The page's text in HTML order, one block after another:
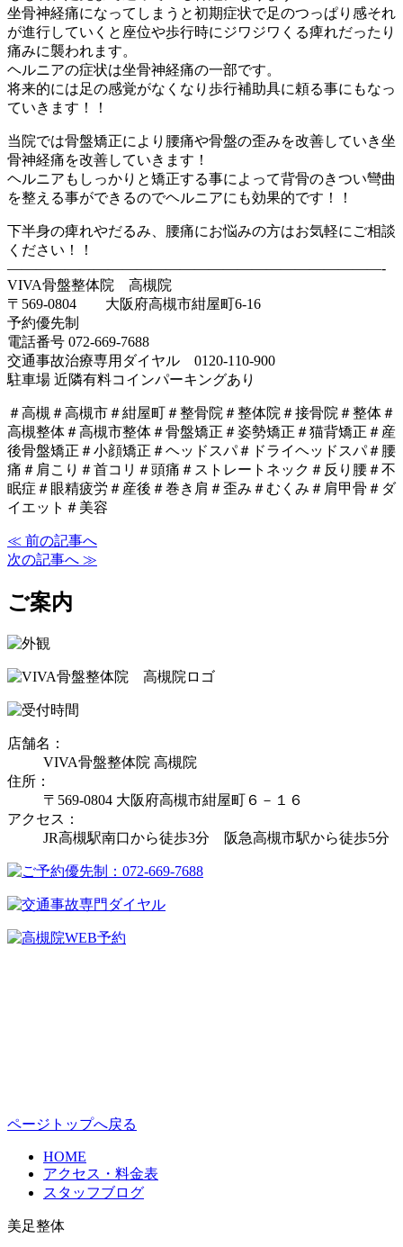
坐骨神経痛になってしまうと初期症状で足のつっぱり感それ
が進行していくと座位や歩行時にジワジワくる痺れだったり
痛みに襲われます。
ヘルニアの症状は坐骨神経痛の一部です。
将来的には足の感覚がなくなり歩行補助具に頼る事にもなっ
ていきます！！
当院では骨盤矯正により腰痛や骨盤の歪みを改善していき坐
骨神経痛を改善していきます！
ヘルニアもしっかりと矯正する事によって背骨のきつい彎曲
を整える事ができるのでヘルニアにも効果的です！！
下半身の痺れやだるみ、腰痛にお悩みの方はお気軽にご相談
ください！！
——————————————————————————-
VIVA骨盤整体院 高槻院
〒569-0804 大阪府高槻市紺屋町6-16
予約優先制
電話番号 072-669-7688
交通事故治療専用ダイヤル 0120-110-900
駐車場 近隣有料コインパーキングあり
＃高槻＃高槻市＃紺屋町＃整骨院＃整体院＃接骨院＃整体＃
高槻整体＃高槻市整体＃骨盤矯正＃姿勢矯正＃猫背矯正＃産
後骨盤矯正＃小顔矯正＃ヘッドスパ＃ドライヘッドスパ＃腰
痛＃肩こり＃首コリ＃頭痛＃ストレートネック＃反り腰＃不
眠症＃眼精疲労＃産後＃巻き肩＃歪み＃むくみ＃肩甲骨＃ダ
イエット＃美容
≪ 前の記事へ
次の記事へ ≫
ご案内
店舗名：
VIVA骨盤整体院 高槻院
住所：
〒569-0804 大阪府高槻市紺屋町６－１６
アクセス：
JR高槻駅南口から徒歩3分 阪急高槻市駅から徒歩5分
ページトップへ戻る
HOME
アクセス・料金表
スタッフブログ
美足整体